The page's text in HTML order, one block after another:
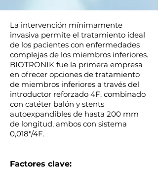
La intervención mínimamente
invasiva permite el tratamiento ideal
de los pacientes con enfermedades
complejas de los miembros inferiores.
BIOTRONIK fue la primera empresa
en ofrecer opciones de tratamiento
de miembros inferiores a través del
introductor reforzado 4F, combinado
con catéter balón y stents
autoexpandibles de hasta 200 mm
de longitud, ambos con sistema
0,018"/4F.
Factores clave: